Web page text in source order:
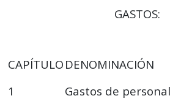
GASTOS:
CAPÍTULO DENOMINACIÓN
1
Gastos de personal